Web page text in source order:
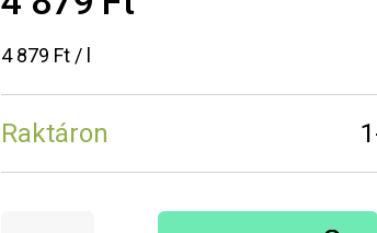
4 879 Ft / l
Raktáron